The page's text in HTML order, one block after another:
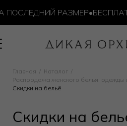
РАЗМЕР•
Главная
Каталог
Распродажа женского белья, одежды
Скидки на бельё
Скидки на